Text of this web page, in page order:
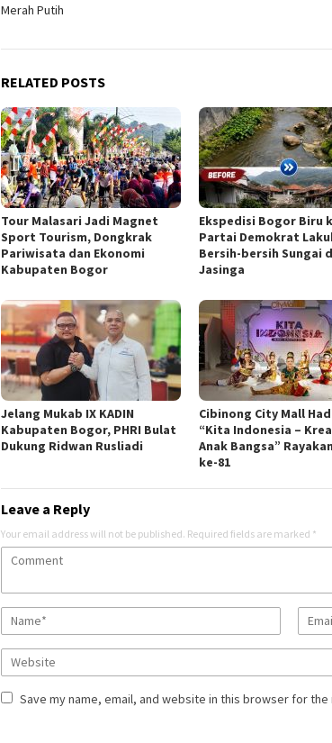
Merah Putih
RELATED POSTS
Tour Malasari Jadi Magnet
Sport Tourism, Dongkrak
Pariwisata dan Ekonomi
Kabupaten Bogor
Ekspedisi Bogor Biru
Partai Demokrat
Bersih-bersih Sungai
Jasinga
Jelang Mukab IX KADIN
Kabupaten Bogor, PHRI Bulat
Dukung Ridwan Rusliadi
Cibinong City Mall
“Kita Indonesia –
Anak Bangsa”
ke-81
Leave a Reply
Your email address will not be published. Required fields are marked *
Save my name, email, and website in this browser for